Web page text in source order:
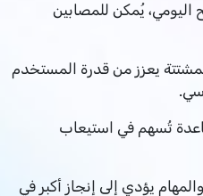
يُمكن للمصابين
يعزز من قدرة المستخدم
تُسهم في استيعاب
يؤدي إلى إنجاز أكبر في